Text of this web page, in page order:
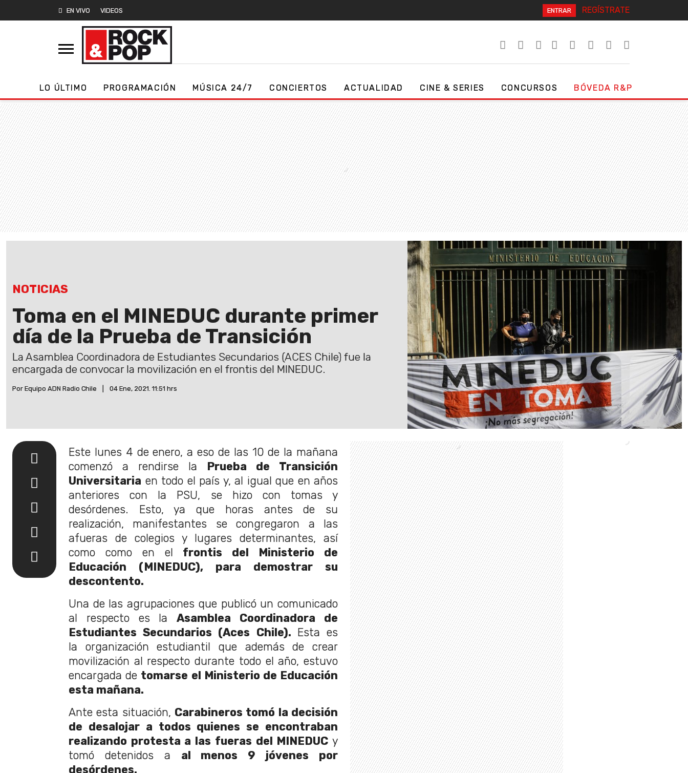
EN VIVO VIDEOS ENTRAR REGÍSTRATE
LO ÚLTIMO PROGRAMACIÓN MÚSICA 24/7 CONCIERTOS ACTUALIDAD CINE & SERIES CONCURSOS BÓVEDA R&P
NOTICIAS
Toma en el MINEDUC durante primer
día de la Prueba de Transición
La Asamblea Coordinadora de Estudiantes Secundarios (ACES Chile) fue la
encargada de convocar la movilización en el frontis del MINEDUC.
Por Equipo ADN Radio Chile 04 Ene, 2021. 11:51 hrs
Este lunes 4 de enero, a eso de las 10 de la mañana
comenzó a rendirse la
Prueba de Transición
Universitaria en todo el país y, al igual que en años
anteriores con la PSU, se hizo con tomas y
desórdenes. Esto, ya que horas antes de su
realización, manifestantes se congregaron a las
afueras de colegios y lugares determinantes, así
como como en el frontis del Ministerio de
Educación (MINEDUC), para demostrar su
descontento.
Una de las agrupaciones que publicó un comunicado
al respecto es laAsamblea Coordinadora de
Estudiantes Secundarios (Aces Chile).
Esta es
la organización estudiantil que además de crear
movilización al respecto durante todo el año, estuvo
encargada de tomarse el Ministerio de Educación
esta mañana.
Ante esta situación, Carabineros tomó la decisión
de desalojar a todos quienes se encontraban
realizando protesta a las fueras del MINEDUC y
tomó detenidos a al menos 9 jóvenes por
desórdenes.